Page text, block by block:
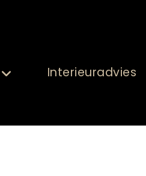
Interieuradvies